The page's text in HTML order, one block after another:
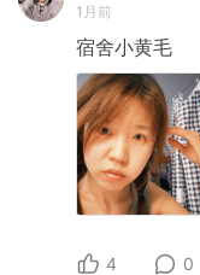
1月前
宿舍小黄毛
4 0